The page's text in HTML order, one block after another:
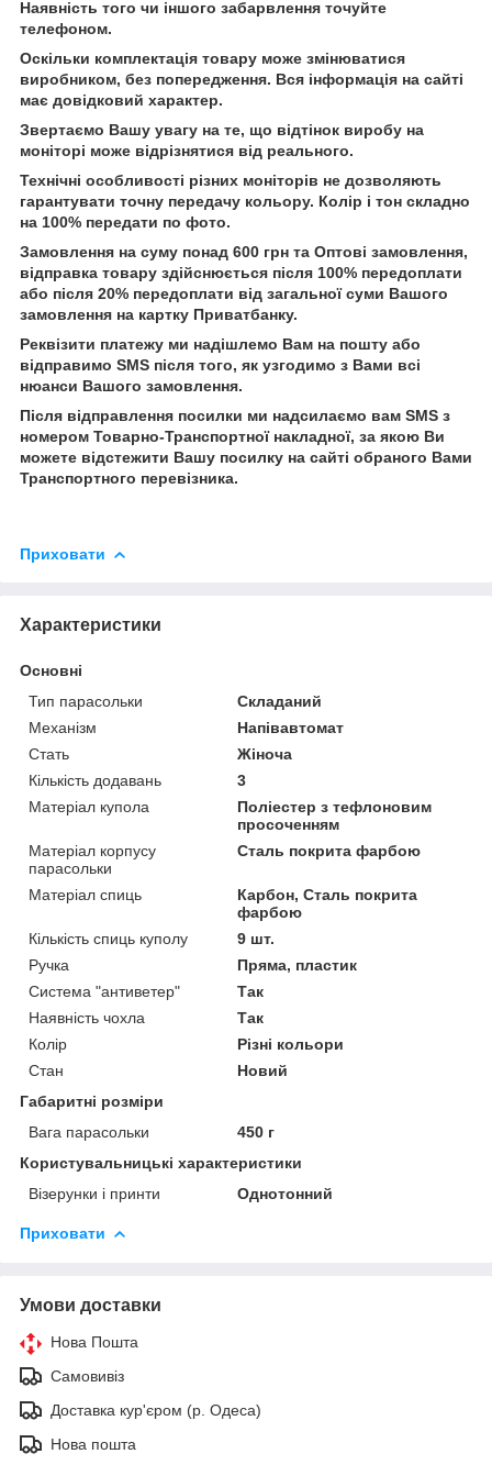
Наявність того чи іншого забарвлення точуйте
телефоном.
Оскільки комплектація товару може змінюватися
виробником, без попередження. Вся інформація на сайті
має довідковий характер.
Звертаємо Вашу увагу на те, що відтінок виробу на
моніторі може відрізнятися від реального.
Технічні особливості різних моніторів не дозволяють
гарантувати точну передачу кольору. Колір і тон складно
на 100% передати по фото.
Замовлення на суму понад 600 грн та Оптові замовлення,
відправка товару здійснюється після 100% передоплати
або після 20% передоплати від загальної суми Вашого
замовлення на картку Приватбанку.
Реквізити платежу ми надішлемо Вам на пошту або
відправимо SMS після того, як узгодимо з Вами всі
нюанси Вашого замовлення.
Після відправлення посилки ми надсилаємо вам SMS з
номером Товарно-Транспортної накладної, за якою Ви
можете відстежити Вашу посилку на сайті обраного Вами
Транспортного перевізника.
Приховати
Характеристики
Основні
Тип парасольки
Складаний
Механізм
Напівавтомат
Стать
Жіноча
Кількість додавань
3
Матеріал купола
Поліестер з тефлоновим
просоченням
Матеріал корпусу
парасольки
Сталь покрита фарбою
Матеріал спиць
Карбон, Сталь покрита
фарбою
Кількість спиць куполу
9 шт.
Ручка
Пряма, пластик
Система "антиветер"
Так
Наявність чохла
Так
Колір
Різні кольори
Стан
Новий
Габаритні розміри
Вага парасольки
450 г
Користувальницькі характеристики
Візерунки і принти
Однотонний
Приховати
Умови доставки
Нова Пошта
Самовивіз
Доставка кур'єром (р. Одеса)
Нова пошта